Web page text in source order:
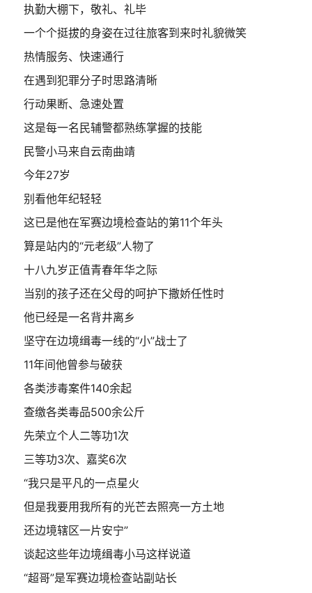
执勤大棚下，敬礼、礼毕
一个个挺拔的身姿在过往旅客到来时礼貌微笑
热情服务、快速通行
在遇到犯罪分子时思路清晰
行动果断、急速处置
这是每一名民辅警都熟练掌握的技能
民警小马来自云南曲靖
今年27岁
别看他年纪轻轻
这已是他在军赛边境检查站的第11个年头
算是站内的“元老级”人物了
十八九岁正值青春年华之际
当别的孩子还在父母的呵护下撒娇任性时
他已经是一名背井离乡
坚守在边境缉毒一线的“小”战士了
11年间他曾参与破获
各类涉毒案件140余起
查缴各类毒品500余公斤
先荣立个人二等功1次
三等功3次、嘉奖6次
“我只是平凡的一点星火
但是我要用我所有的光芒去照亮一方土地
还边境辖区一片安宁”
谈起这些年边境缉毒小马这样说道
“超哥”是军赛边境检查站副站长